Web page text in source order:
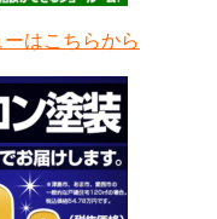
はこちらから